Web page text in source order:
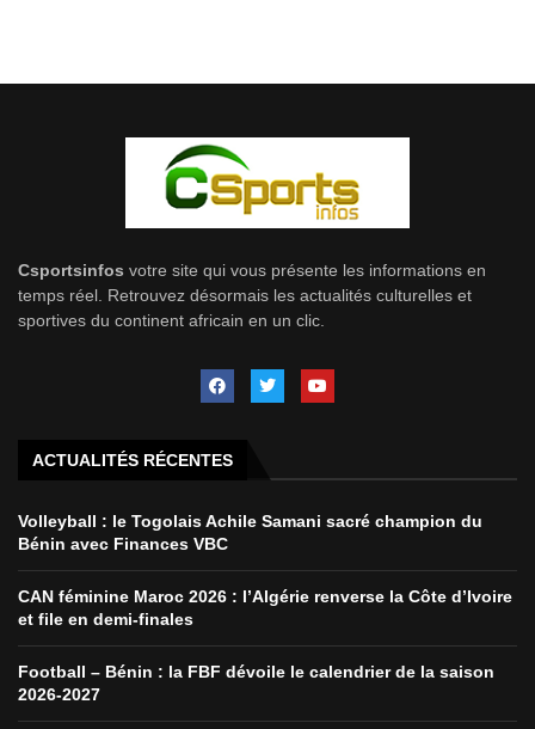
Csportsinfos votre site qui vous présente les informations en
temps réel. Retrouvez désormais les actualités culturelles et
sportives du continent africain en un clic.
ACTUALITÉS RÉCENTES
Volleyball : le Togolais Achile Samani sacré champion du
Bénin avec Finances VBC
CAN féminine Maroc 2026 : l’Algérie renverse la Côte d’Ivoire
et file en demi-finales
Football – Bénin : la FBF dévoile le calendrier de la saison
2026-2027